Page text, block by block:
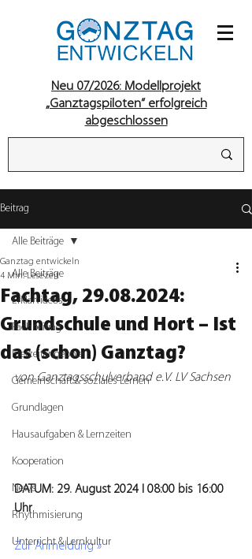
Neu 07/2026: Modellprojekt
„Ganztagspiloten“ erfolgreich
abgeschlossen
Beitrag
Alle Beiträge
Erklärvideos
Fachbeitrag
Freizeitangebote
Gemeinschaft & soziales Lernen
Grundlagen
Hausaufgaben & Lernzeiten
Kooperation
News
Rhythmisierung
Unterricht & Lernkultur
Alle Beiträge
Fachtag, 29.08.2024:
Grundschule und Hort – Ist
das (schon) Ganztag?
Ganztag entwickeln
4 Min. Lesezeit
von Ganztagsschulverband e.V. LV Sachsen
DATUM: 29. August 2024 I 08:00 bis 16:00
Uhr
Zur Anmeldung »